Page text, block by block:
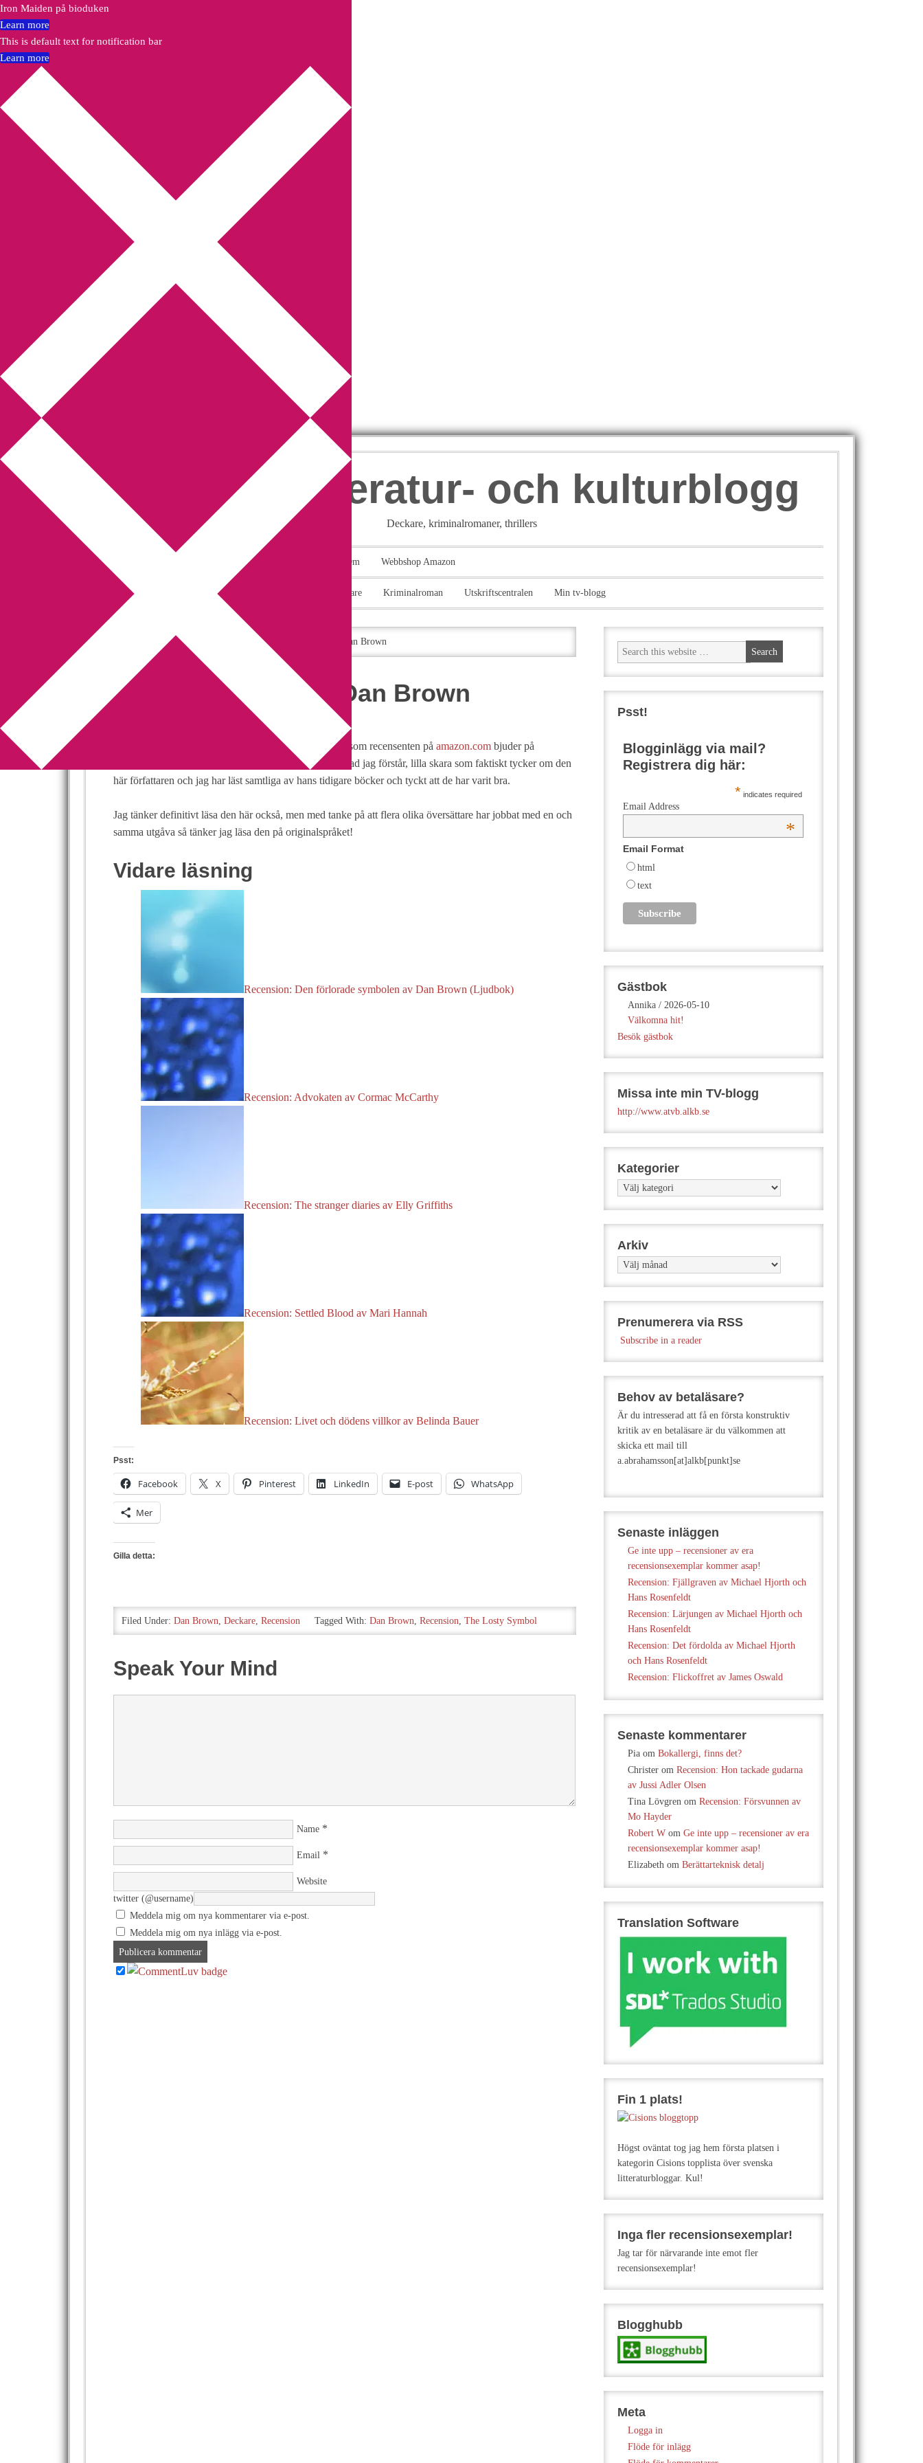
Annikas litteratur- och kulturblogg
Deckare, kriminalromaner, thrillers
Författarfemman Om Webbshop Amazon
Gästinlägg Bokbloggsjerka Deckare Kriminalroman Utskriftscentralen Min tv-blogg
You are here:Home The Lost Symbol – Dan Brown
The Lost Symbol – Dan Brown
Leave a Comment
Jag har aldrig tidigare läst en sådan sågning av en bok som recensenten på amazon.com bjuder på
senaste bok. Jag hör till den, vad jag förstår, lilla skara som faktiskt tycker om den
här författaren och jag har läst samtliga av hans tidigare böcker och tyckt att de har varit bra.
Jag tänker definitivt läsa den här också, men med tanke på att flera olika översättare har jobbat med en och
samma utgåva så tänker jag läsa den på originalspråket!
Vidare läsning
Recension: Den förlorade symbolen av Dan Brown (Ljudbok)
Recension: Advokaten av Cormac McCarthy
Recension: The stranger diaries av Elly Griffiths
Recension: Settled Blood av Mari Hannah
Recension: Livet och dödens villkor av Belinda Bauer
Psst:
Facebook X Pinterest LinkedIn E-post WhatsApp
Mer
Gilla detta:
Filed Under: Dan Brown, Deckare, Recension Tagged With: Dan Brown, Recension, The Losty Symbol
Speak Your Mind
Name *
Email *
Website
twitter (@username)
Meddela mig om nya kommentarer via e-post.
Meddela mig om nya inlägg via e-post.
Psst!
Blogginlägg via mail?
Registrera dig här:
* indicates required
Email Address
*
Email Format
html
text
Gästbok
Annika / 2026-05-10
Välkomna hit!
Besök gästbok
Missa inte min TV-blogg
http://www.atvb.alkb.se
Kategorier
Kategorier
Arkiv
Arkiv
Prenumerera via RSS
Subscribe in a reader
Behov av betaläsare?
Är du intresserad att få en första konstruktiv
kritik av en betaläsare är du välkommen att
skicka ett mail till
a.abrahamsson[at]alkb[punkt]se
Senaste inläggen
Ge inte upp – recensioner av era
recensionsexemplar kommer asap!
Recension: Fjällgraven av Michael Hjorth och
Hans Rosenfeldt
Recension: Lärjungen av Michael Hjorth och
Hans Rosenfeldt
Recension: Det fördolda av Michael Hjorth
och Hans Rosenfeldt
Recension: Flickoffret av James Oswald
Senaste kommentarer
Pia om Bokallergi, finns det?
Christer om Recension: Hon tackade gudarna
av Jussi Adler Olsen
Tina Lövgren om Recension: Försvunnen av
Mo Hayder
Robert W om Ge inte upp – recensioner av era
recensionsexemplar kommer asap!
Elizabeth om Berättarteknisk detalj
Translation Software
Fin 1 plats!
Högst oväntat tog jag hem första platsen i
kategorin Cisions topplista över svenska
litteraturbloggar. Kul!
Inga fler recensionsexemplar!
Jag tar för närvarande inte emot fler
recensionsexemplar!
Blogghubb
Meta
Logga in
Flöde för inlägg
Iron Maiden på bioduken
Learn more
This is default text for notification bar
Learn more